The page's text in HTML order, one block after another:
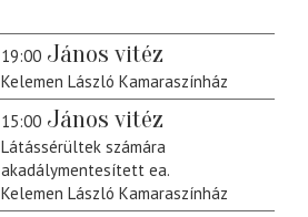
19:00 János vitéz
Kelemen László Kamaraszínház
15:00 János vitéz
Látássérültek számára
akadálymentesített ea.
Kelemen László Kamaraszínház